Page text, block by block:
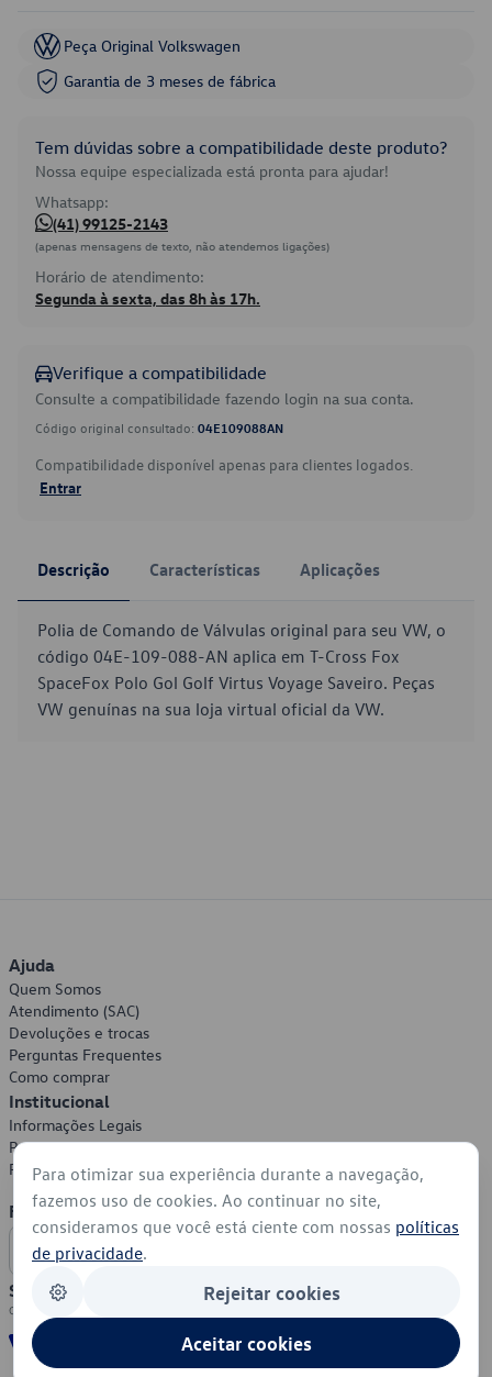
Peça Original Volkswagen
Garantia de 3 meses de fábrica
Tem dúvidas sobre a compatibilidade deste produto?
Nossa equipe especializada está pronta para ajudar!
Whatsapp:
(41) 99125-2143
(apenas mensagens de texto, não atendemos ligações)
Horário de atendimento:
Segunda à sexta, das 8h às 17h.
Verifique a compatibilidade
Consulte a compatibilidade fazendo login na sua conta.
Código original consultado: 04E109088AN
Compatibilidade disponível apenas para clientes logados.
Entrar
Descrição Características Aplicações
Polia de Comando de Válvulas original para seu VW, o
código 04E-109-088-AN aplica em T-Cross Fox
SpaceFox Polo Gol Golf Virtus Voyage Saveiro. Peças
VW genuínas na sua loja virtual oficial da VW.
Ajuda
Quem Somos
Atendimento (SAC)
Devoluções e trocas
Perguntas Frequentes
Como comprar
Institucional
Informações Legais
Política de Privacidade
Política de Cookies
Formas de Pagamento
Segurança
Para otimizar sua experiência durante a navegação,
fazemos uso de cookies. Ao continuar no site,
consideramos que você está ciente com nossas políticas
de privacidade.
Rejeitar cookies
Aceitar cookies